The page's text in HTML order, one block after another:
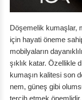
Döşemelik kumaşlar,
için hayati öneme
mobilyaların
şıklık katar. Özellikle
kumaşın kalitesi son
nem, güneş gibi